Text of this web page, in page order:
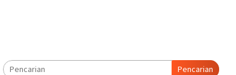
Pencarian